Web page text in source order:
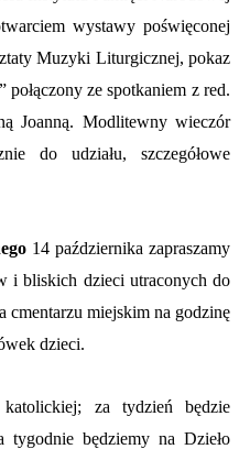
wystawy poświęconej
Muzyki Liturgicznej, pokaz
ze spotkaniem z red.
Joanną. Modlitewny wieczór
do udziału, szczegółowe
14 października zapraszamy
i bliskich dzieci utraconych do
miejskim na godzinę
dzieci.
za tydzień będzie
tygodnie będziemy na Dzieło